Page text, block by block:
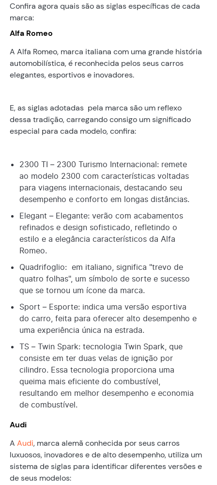
Confira agora quais são as siglas específicas de cada
marca:
Alfa Romeo
A Alfa Romeo, marca italiana com uma grande história
automobilística, é reconhecida pelos seus carros
elegantes, esportivos e inovadores.
E, as siglas adotadas pela marca são um reflexo
dessa tradição, carregando consigo um significado
especial para cada modelo, confira:
2300 TI – 2300 Turismo Internacional: remete
ao modelo 2300 com características voltadas
para viagens internacionais, destacando seu
desempenho e conforto em longas distâncias.
Elegant – Elegante: verão com acabamentos
refinados e design sofisticado, refletindo o
estilo e a elegância característicos da Alfa
Romeo.
Quadrifoglio: em italiano, significa "trevo de
quatro folhas", um símbolo de sorte e sucesso
que se tornou um ícone da marca.
Sport – Esporte: indica uma versão esportiva
do carro, feita para oferecer alto desempenho e
uma experiência única na estrada.
TS – Twin Spark: tecnologia Twin Spark, que
consiste em ter duas velas de ignição por
cilindro. Essa tecnologia proporciona uma
queima mais eficiente do combustível,
resultando em melhor desempenho e economia
de combustível.
Audi
A Audi, marca alemã conhecida por seus carros
luxuosos, inovadores e de alto desempenho, utiliza um
sistema de siglas para identificar diferentes versões e
de seus modelos: